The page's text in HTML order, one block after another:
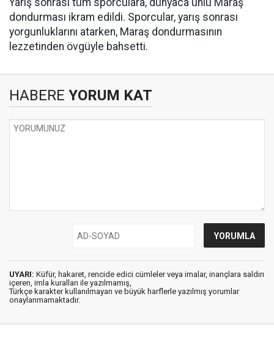
Yarış sonrası tüm sporculara, dünyaca ünlü Maraş
dondurması ikram edildi. Sporcular, yarış sonrası
yorgunluklarını atarken, Maraş dondurmasının
lezzetinden övgüyle bahsetti.
HABERE YORUM KAT
UYARI: Küfür, hakaret, rencide edici cümleler veya imalar, inançlara saldırı
içeren, imla kuralları ile yazılmamış,
Türkçe karakter kullanılmayan ve büyük harflerle yazılmış yorumlar
onaylanmamaktadır.